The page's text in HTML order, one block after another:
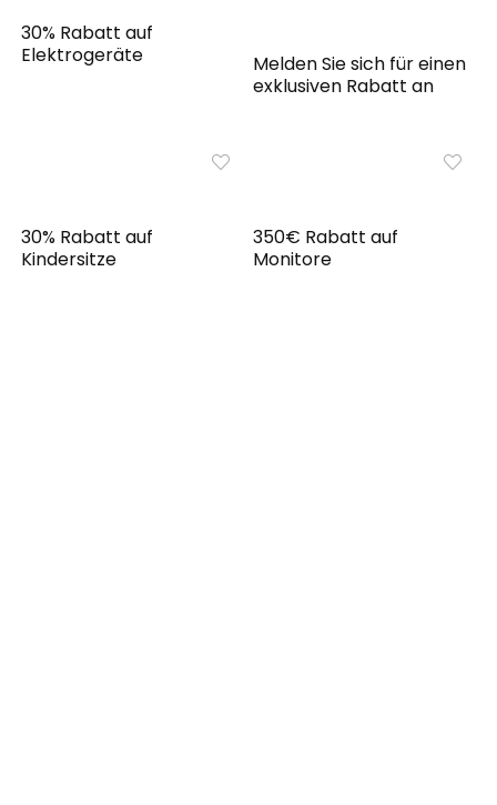
30% Rabatt auf
Elektrogeräte
Melden Sie sich für einen
exklusiven Rabatt an
30% Rabatt auf
Kindersitze
350€ Rabatt auf
Monitore